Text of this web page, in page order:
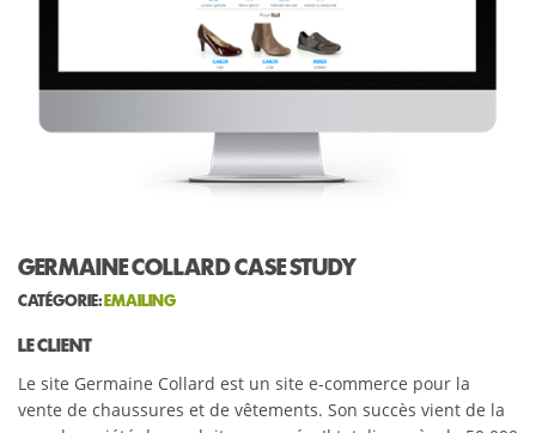
GERMAINE COLLARD CASE STUDY
CATÉGORIE: EMAILING
LE CLIENT
Le site Germaine Collard est un site e-commerce pour la
vente de chaussures et de vêtements. Son succès vient de la